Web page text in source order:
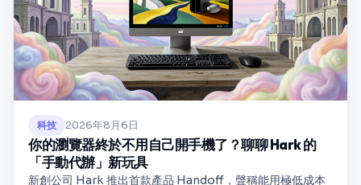
科技 2026年8月6日
你的瀏覽器終於不用自己開手機了？聊聊 Hark 的
「手動代辦」新玩具
新創公司 Hark 推出首款產品 Handoff，聲稱能用極低成本